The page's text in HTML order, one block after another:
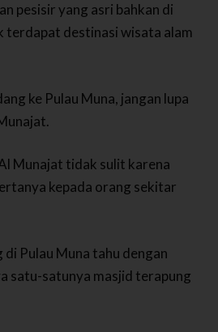
pesisir yang asri bahkan di
terdapat destinasi wisata alam
ke Pulau Muna, jangan lupa
Munajat tidak sulit karena
kepada orang sekitar
Pulau Muna tahu dengan
satu-satunya masjid terapung